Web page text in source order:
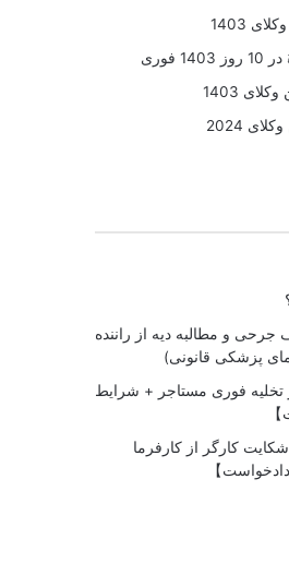
1403
1403
2024
جرحی و مطالبه دیه از راننده
فوری مستاجر + شرایط
کارگر از کارفرما
】